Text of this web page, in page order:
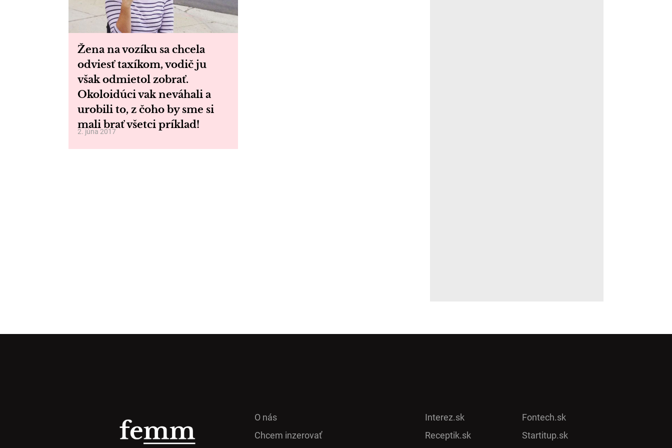
Žena na vozíku sa chcela
odviesť taxíkom, vodič ju
však odmietol zobrať.
Okoloidúci vak neváhali a
urobili to, z čoho by sme si
mali brať všetci príklad!
2. júna 2017
O nás
Chcem inzerovať
Interez.sk
Receptik.sk
Fontech.sk
Startitup.sk